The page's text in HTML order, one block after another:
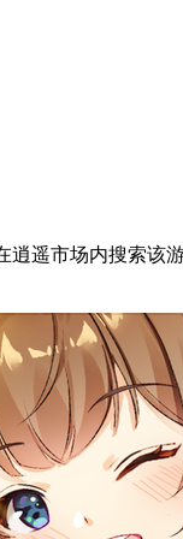
逍遥市场内搜索该